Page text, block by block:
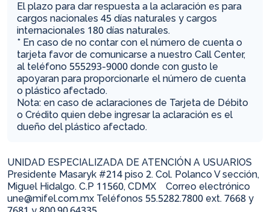
El plazo para dar respuesta a la aclaración es para
cargos nacionales 45 días naturales y cargos
internacionales 180 días naturales.
* En caso de no contar con el número de cuenta o
tarjeta favor de comunicarse a nuestro Call Center,
al teléfono 555293-9000 donde con gusto le
apoyaran para proporcionarle el número de cuenta
o plástico afectado.
Nota: en caso de aclaraciones de Tarjeta de Débito
o Crédito quien debe ingresar la aclaración es el
dueño del plástico afectado.
UNIDAD ESPECIALIZADA DE ATENCIÓN A USUARIOS
Presidente Masaryk #214 piso 2. Col. Polanco V sección,
Miguel Hidalgo. C.P 11560, CDMX Correo electrónico
une@mifel.com.mx Teléfonos 55.5282.7800 ext. 7668 y